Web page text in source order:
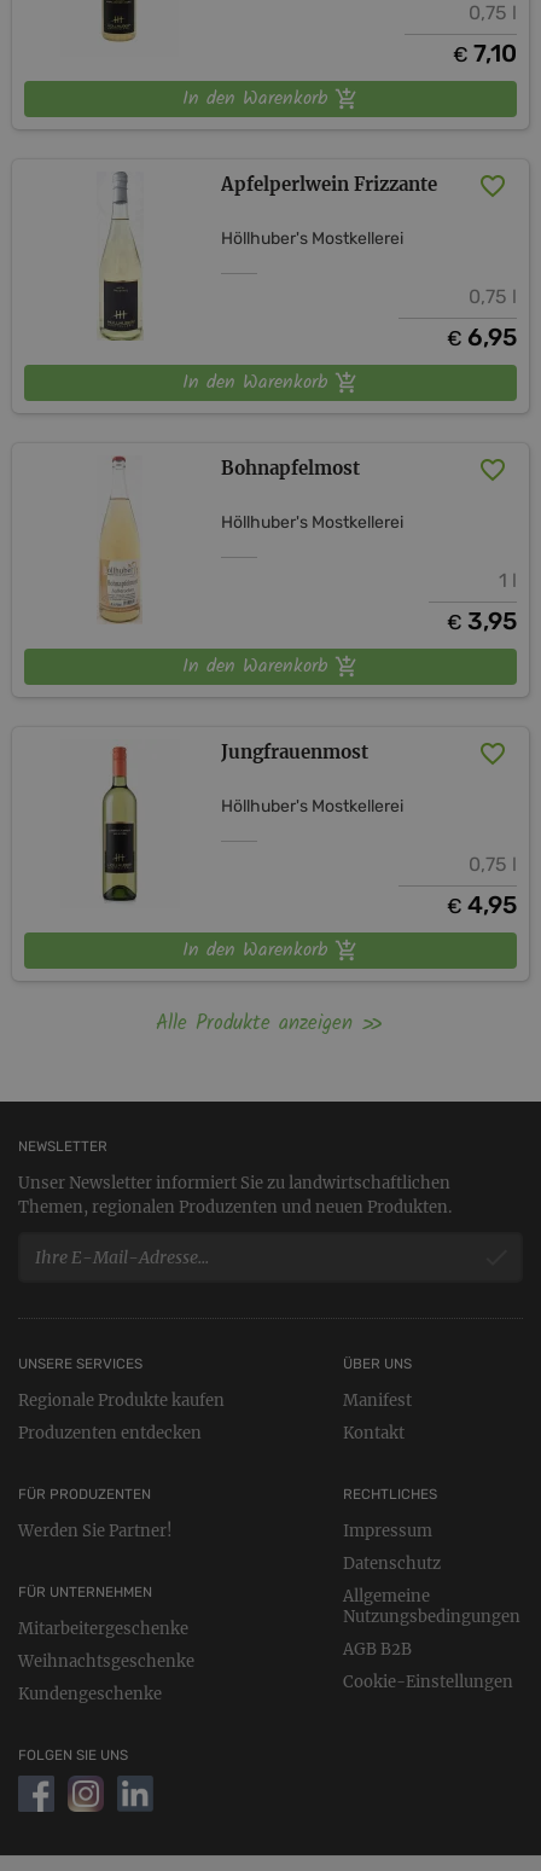
0,75 l
€ 7,10
In den Warenkorb
Apfelperlwein Frizzante
Höllhuber's Mostkellerei
0,75 l
€ 6,95
In den Warenkorb
Bohnapfelmost
Höllhuber's Mostkellerei
1 l
€ 3,95
In den Warenkorb
Jungfrauenmost
Höllhuber's Mostkellerei
0,75 l
€ 4,95
In den Warenkorb
Alle Produkte anzeigen
NEWSLETTER
Unser Newsletter informiert Sie zu landwirtschaftlichen
Themen, regionalen Produzenten und neuen Produkten.
UNSERE SERVICES
Regionale Produkte kaufen
Produzenten entdecken
FÜR PRODUZENTEN
Werden Sie Partner!
FÜR UNTERNEHMEN
Mitarbeitergeschenke
Weihnachtsgeschenke
Kundengeschenke
RECHTLICHES
Impressum
Datenschutz
Allgemeine
Nutzungsbedingungen
AGB B2B
Cookie-Einstellungen
ÜBER UNS
Manifest
Kontakt
FOLGEN SIE UNS